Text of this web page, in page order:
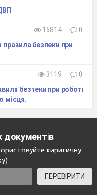
15814
0
безпеки при
3119
0
безпеки при роботі
місця.
документів
кириличну
ПЕРЕВІРИТИ